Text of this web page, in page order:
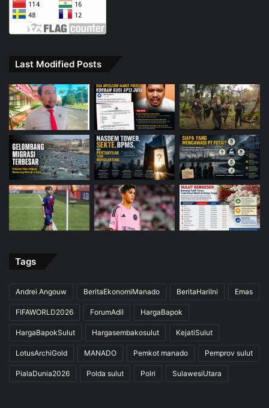
Last Modified Posts
Tags
Andrei Angouw BeritaEkonomiManado BeritaHariIni Emas
FIFAWORLD2026 ForumAdil HargaBapok
HargaBapokSulut Hargasembakosulut KejatiSulut
LotusArchiGold MANADO Pemkot manado Pemprov sulut
PialaDunia2026 Polda sulut Polri SulawesiUtara